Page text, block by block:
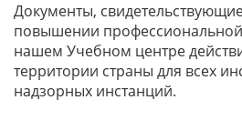
Документы,
повышении
нашем Учебном центре
территории страны для всех
надзорных инстанций.